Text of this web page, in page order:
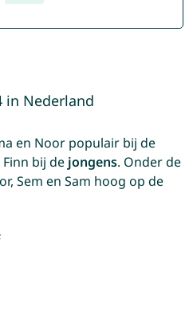
in Nederland
en Noor populair bij de
bij de jongens. Onder de
Sem en Sam hoog op de